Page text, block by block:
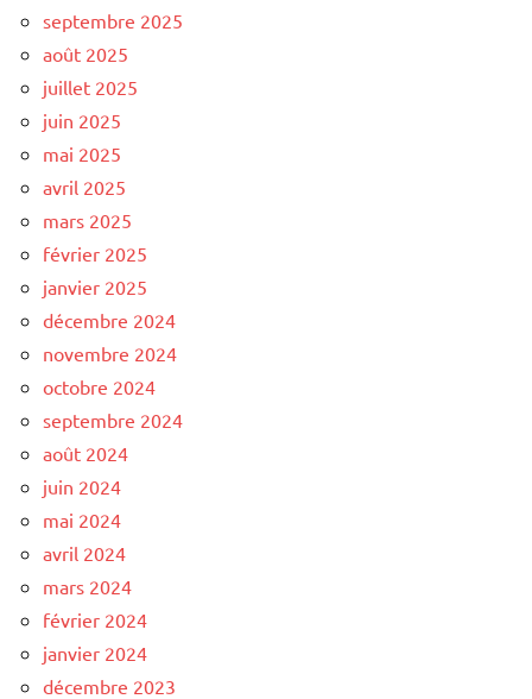
septembre 2025
août 2025
juillet 2025
juin 2025
mai 2025
avril 2025
mars 2025
février 2025
janvier 2025
décembre 2024
novembre 2024
octobre 2024
septembre 2024
août 2024
juin 2024
mai 2024
avril 2024
mars 2024
février 2024
janvier 2024
décembre 2023